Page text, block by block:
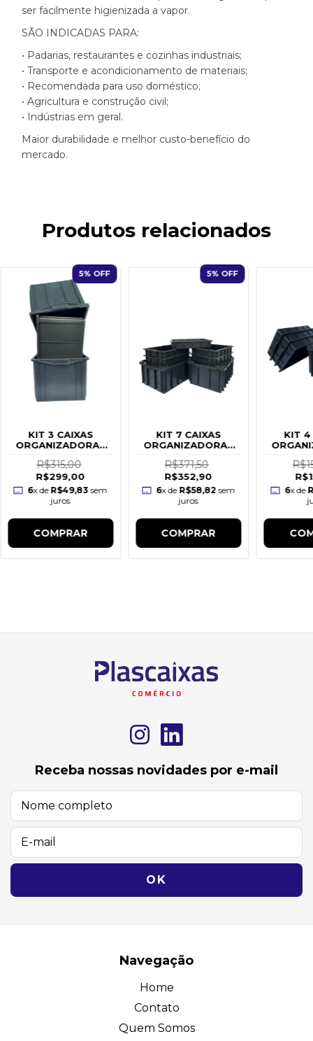
ser facilmente higienizada a vapor.
SÃO INDICADAS PARA:
• Padarias, restaurantes e cozinhas industriais;
• Transporte e acondicionamento de materiais;
• Recomendada para uso doméstico;
• Agricultura e construção civil;
• Indústrias em geral.
Maior durabilidade e melhor custo-benefício do
mercado.
Produtos relacionados
5% OFF
KIT 3 CAIXAS
ORGANIZADORAS
R$315,00
R$299,00
6x de R$49,83 sem
juros
COMPRAR
5% OFF
KIT 7 CAIXAS
ORGANIZADORAS
R$371,50
R$352,90
6x de R$58,82 sem
juros
COMPRAR
KIT 4
6x de
Receba nossas novidades por e-mail
Navegação
Home
Contato
Quem Somos